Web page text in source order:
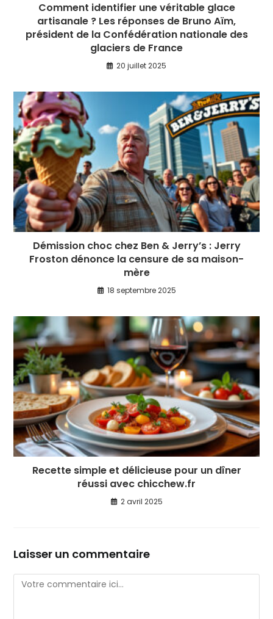
Comment identifier une véritable glace
artisanale ? Les réponses de Bruno Aïm,
président de la Confédération nationale des
glaciers de France
20 juillet 2025
Démission choc chez Ben & Jerry’s : Jerry
Froston dénonce la censure de sa maison-
mère
18 septembre 2025
Recette simple et délicieuse pour un dîner
réussi avec chicchew.fr
2 avril 2025
Laisser un commentaire